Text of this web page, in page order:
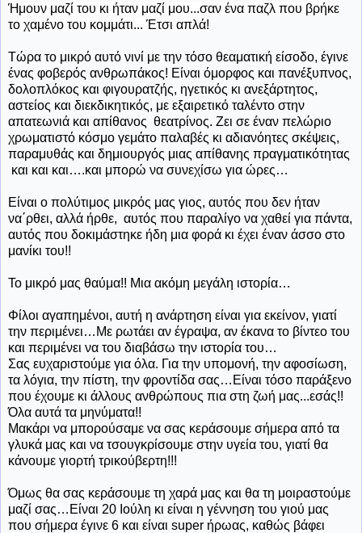
Ήμουν μαζί του κι ήταν μαζί μου...σαν ένα παζλ που βρήκε
το χαμένο του κομμάτι... Έτσι απλά!
Τώρα το μικρό αυτό νινί με την τόσο θεαματική είσοδο, έγινε
ένας φοβερός ανθρωπάκος! Είναι όμορφος και πανέξυπνος,
δολοπλόκος και φιγουρατζής, ηγετικός κι ανεξάρτητος,
αστείος και διεκδικητικός, με εξαιρετικό ταλέντο στην
απατεωνιά και απίθανος θεατρίνος. Ζει σε έναν πελώριο
χρωματιστό κόσμο γεμάτο παλαβές κι αδιανόητες σκέψεις,
παραμυθάς και δημιουργός μιας απίθανης πραγματικότητας
και και και….και μπορώ να συνεχίσω για ώρες…
Είναι ο πολύτιμος μικρός μας γιος, αυτός που δεν ήταν
να΄ρθει, αλλά ήρθε, αυτός που παραλίγο να χαθεί για πάντα,
αυτός που δοκιμάστηκε ήδη μια φορά κι έχει έναν άσσο στο
μανίκι του!!
Το μικρό μας θαύμα!! Μια ακόμη μεγάλη ιστορία…
Φίλοι αγαπημένοι, αυτή η ανάρτηση είναι για εκείνον, γιατί
την περιμένει…Με ρωτάει αν έγραψα, αν έκανα το βίντεο του
και περιμένει να του διαβάσω την ιστορία του…
Σας ευχαριστούμε για όλα. Για την υπομονή, την αφοσίωση,
τα λόγια, την πίστη, την φροντίδα σας…Είναι τόσο παράξενο
που έχουμε κι άλλους ανθρώπους πια στη ζωή μας...εσάς!!
Όλα αυτά τα μηνύματα!!
Μακάρι να μπορούσαμε να σας κεράσουμε σήμερα από τα
γλυκά μας και να τσουγκρίσουμε στην υγεία του, γιατί θα
κάνουμε γιορτή τρικούβερτη!!!
Όμως θα σας κεράσουμε τη χαρά μας και θα τη μοιραστούμε
μαζί σας…Είναι 20 Ιούλη κι είναι η γέννηση του γιού μας
που σήμερα έγινε 6 και είναι super ήρωας, καθώς βάφει